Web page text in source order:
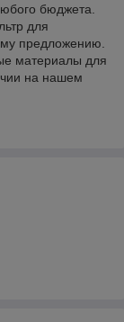
бюджета.
для
предложению.
материалы для
на нашем